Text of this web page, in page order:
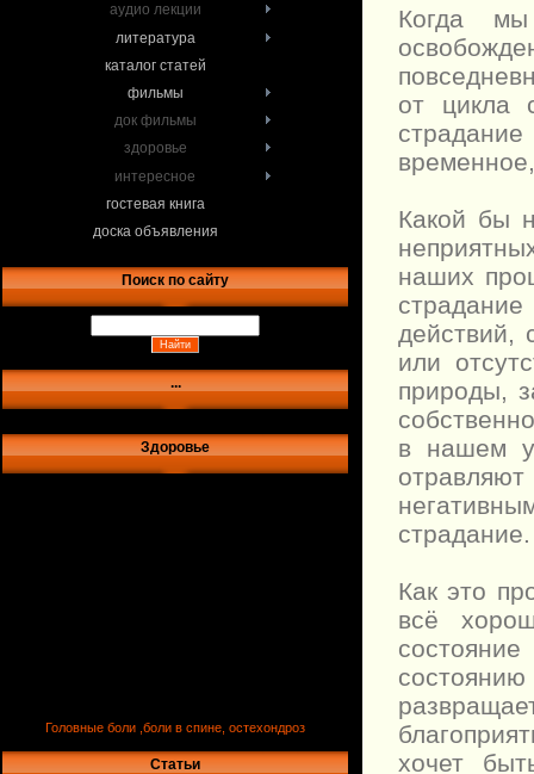
аудио лекции
литература
каталог статей
фильмы
док фильмы
здоровье
интересное
гостевая книга
доска объявления
Поиск по сайту
...
Здоровье
Головные боли ,боли в спине, остехондроз
Статьи
Когда
от цикла
Какой бы
наших
действий,
или
природы,
в нашем
страдание.
Как это
всё
хочет